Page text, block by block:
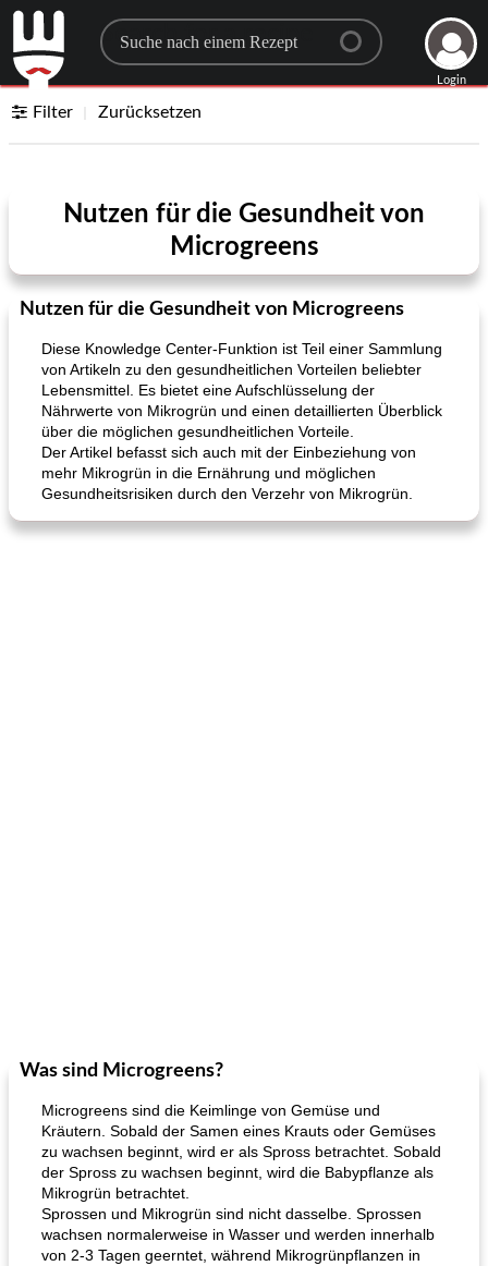
Search for a recipe
Login
Filter Zurücksetzen
Nutzen für die Gesundheit von
Microgreens
Nutzen für die Gesundheit von Microgreens
Diese Knowledge Center-Funktion ist Teil einer Sammlung
von Artikeln zu den gesundheitlichen Vorteilen beliebter
Lebensmittel. Es bietet eine Aufschlüsselung der
Nährwerte von Mikrogrün und einen detaillierten Überblick
über die möglichen gesundheitlichen Vorteile.
Der Artikel befasst sich auch mit der Einbeziehung von
mehr Mikrogrün in die Ernährung und möglichen
Gesundheitsrisiken durch den Verzehr von Mikrogrün.
Was sind Microgreens?
Microgreens sind die Keimlinge von Gemüse und
Kräutern. Sobald der Samen eines Krauts oder Gemüses
zu wachsen beginnt, wird er als Spross betrachtet. Sobald
der Spross zu wachsen beginnt, wird die Babypflanze als
Mikrogrün betrachtet.
Sprossen und Mikrogrün sind nicht dasselbe. Sprossen
wachsen normalerweise in Wasser und werden innerhalb
von 2-3 Tagen geerntet, während Mikrogrünpflanzen in